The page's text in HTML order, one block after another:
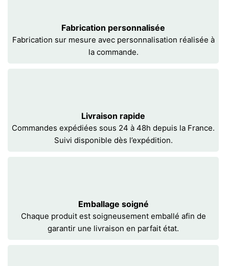
Fabrication personnalisée
Fabrication sur mesure avec personnalisation réalisée à
la commande.
Livraison rapide
Commandes expédiées sous 24 à 48h depuis la France.
Suivi disponible dès l’expédition.
Emballage soigné
Chaque produit est soigneusement emballé afin de
garantir une livraison en parfait état.